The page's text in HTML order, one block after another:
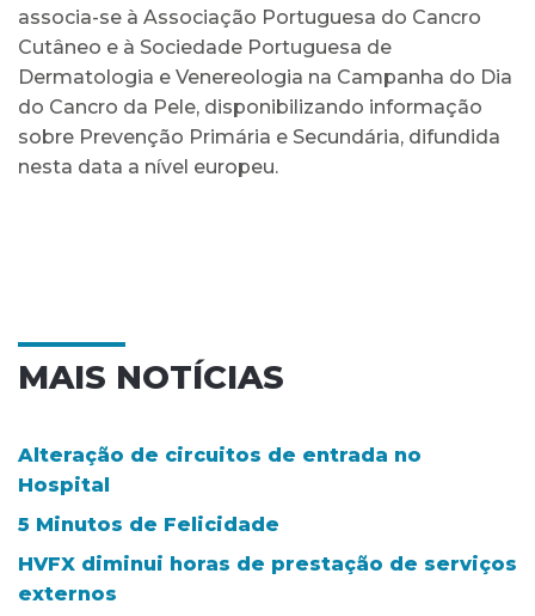
associa-se à Associação Portuguesa do Cancro
Cutâneo e à Sociedade Portuguesa de
Dermatologia e Venereologia na Campanha do Dia
do Cancro da Pele, disponibilizando informação
sobre Prevenção Primária e Secundária, difundida
nesta data a nível europeu.
MAIS NOTÍCIAS
Alteração de circuitos de entrada no
Hospital
5 Minutos de Felicidade
HVFX diminui horas de prestação de serviços
externos